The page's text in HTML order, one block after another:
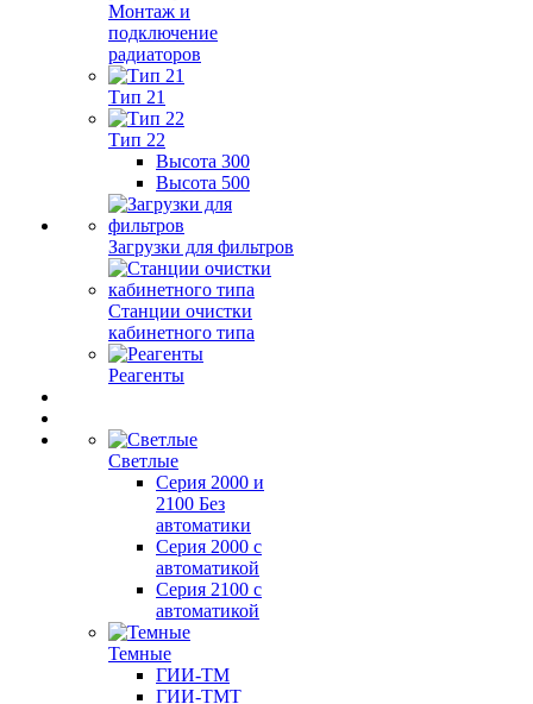
Монтаж и
подключение
радиаторов
Тип 21
Тип 22
Высота 300
Высота 500
Загрузки для фильтров
Станции очистки
кабинетного типа
Реагенты
Светлые
Серия 2000 и
2100 Без
автоматики
Серия 2000 с
автоматикой
Серия 2100 с
автоматикой
Темные
ГИИ-ТМ
ГИИ-ТМТ